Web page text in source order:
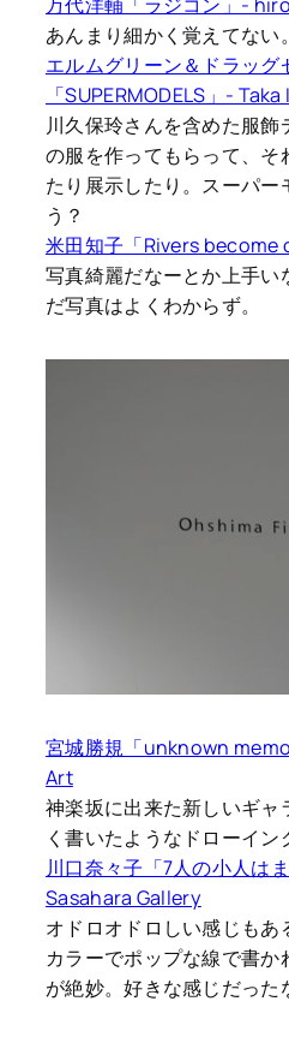
あんまり細かく覚えてない。
エルムグリーン＆ドラッグ
「SUPERMODELS」-
川久保玲さんを含めた服
の服を作ってもらって、そ
たり展示したり。スーパー
う？
米田知子「Rivers become
写真綺麗だなーとか上手い
だ写真はよくわからず。
宮城勝規「unknown
Art
神楽坂に出来た新しいギャ
く書いたようなドローイン
川口奈々子「7人の小人は
Sasahara Gallery
オドロオドロしい感じもあ
カラーでポップな線で書か
が絶妙。好きな感じだった